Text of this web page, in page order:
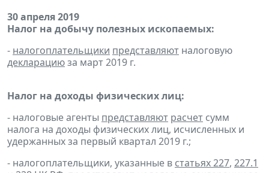
30 апреля 2019
Налог на добычу полезных ископаемых:
- налогоплательщики представляют налоговую
декларациюза март 2019 г.
Налог на доходы физических лиц:
- налоговые агенты представляют расчет сумм
налога на доходы физических лиц, исчисленных и
удержанных за первый квартал 2019 г.;
- налогоплательщики, указанные в статьях 227, 227.1